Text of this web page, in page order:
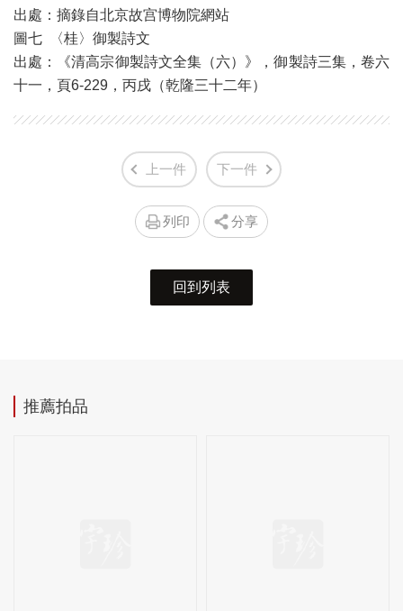
出處：摘錄自北京故宫博物院網站
圖七 〈桂〉御製詩文
出處：《清高宗御製詩文全集（六）》，御製詩三集，卷六
十一，頁6-229，丙戌（乾隆三十二年）
上一件 下一件
列印 分享
回到列表
推薦拍品